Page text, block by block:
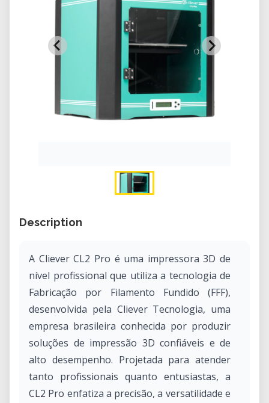
Description
A Cliever CL2 Pro é uma impressora 3D de
nível profissional que utiliza a tecnologia de
Fabricação por Filamento Fundido (FFF),
desenvolvida pela Cliever Tecnologia, uma
empresa brasileira conhecida por produzir
soluções de impressão 3D confiáveis e de
alto desempenho. Projetada para atender
tanto profissionais quanto entusiastas, a
CL2 Pro enfatiza a precisão, a versatilidade e